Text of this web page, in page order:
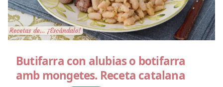
Butifarra con alubias o botifarra
amb mongetes. Receta catalana